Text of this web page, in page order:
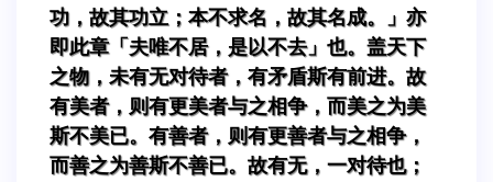
功，故其功立；本不求名，故其名成。」亦
即此章「夫唯不居，是以不去」也。盖天下
之物，未有无对待者，有矛盾斯有前进。故
有美者，则有更美者与之相争，而美之为美
斯不美已。有善者，则有更善者与之相争，
而善之为善斯不善已。故有无，一对待也；